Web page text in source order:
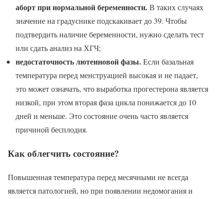
аборт при нормальной беременности.В таких случаях
значение на градуснике подскакивает до 39. Чтобы
подтвердить наличие беременности, нужно сделать тест
или сдать анализ на ХГЧ;
недостаточность лютеиновой фазы.Если базальная
температура перед менструацией высокая и не падает,
это может означать, что выработка прогестерона является
низкой, при этом вторая фаза цикла понижается до 10
дней и меньше. Это состояние очень часто является
причиной бесплодия.
Как облегчить состояние?
Повышенная температура перед месячными не всегда
является патологией, но при появлении недомогания и